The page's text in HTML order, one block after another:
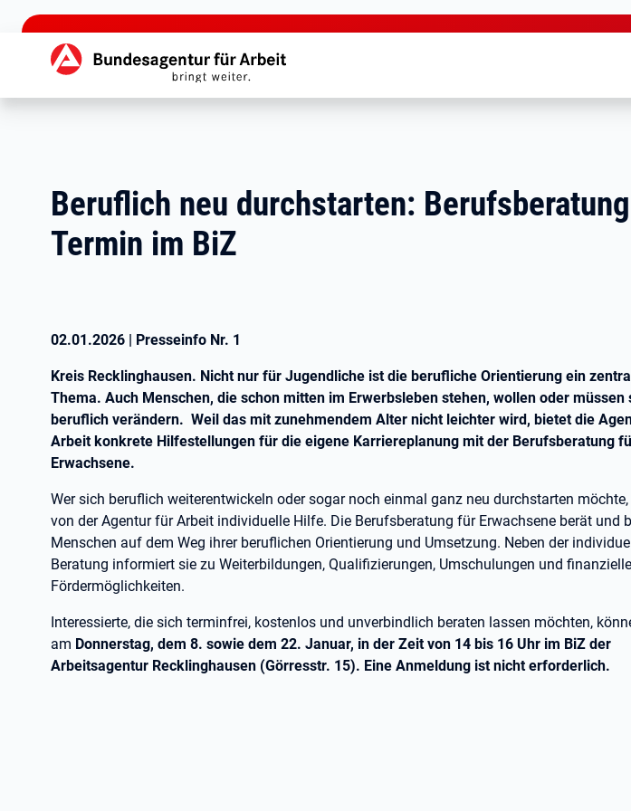
zu den Hauptinhalten springen
Hauptnavigation
Beruflich neu durchstarten:
Termin im BiZ
02.01.2026 | Presseinfo Nr. 1
Kreis Recklinghausen. Nicht nur für Jugendliche ist die berufliche Orientierung ein
Thema. Auch Menschen, die schon mitten im Erwerbsleben stehen, wollen oder müssen
beruflich verändern. Weil das mit zunehmendem Alter nicht leichter wird, bietet die
Arbeit konkrete Hilfestellungen für die eigene Karriereplanung mit der Berufsberatung
Erwachsene.
Wer sich beruflich weiterentwickeln oder sogar noch einmal ganz neu durchstarten
von der Agentur für Arbeit individuelle Hilfe. Die Berufsberatung für Erwachsene berät und
Menschen auf dem Weg ihrer beruflichen Orientierung und Umsetzung. Neben der
Beratung informiert sie zu Weiterbildungen, Qualifizierungen, Umschulungen und
Fördermöglichkeiten.
Interessierte, die sich terminfrei, kostenlos und unverbindlich beraten lassen möchten,
am Donnerstag, dem 8. sowie dem 22. Januar, in der Zeit von 14 bis 16 Uhr im BiZ der
Arbeitsagentur Recklinghausen (Görresstr. 15). Eine Anmeldung ist nicht erforderlich.